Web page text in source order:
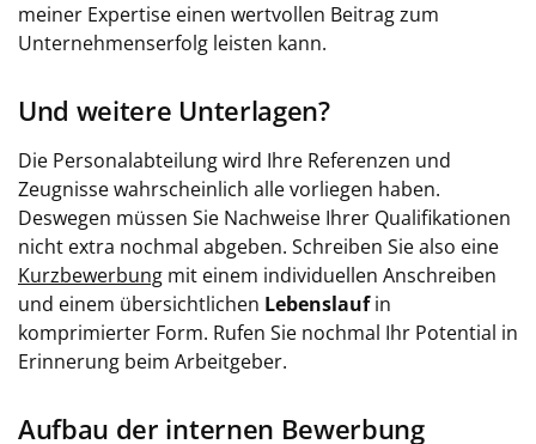
meiner Expertise einen wertvollen Beitrag zum
Unternehmenserfolg leisten kann.
Und weitere Unterlagen?
Die Personalabteilung wird Ihre Referenzen und
Zeugnisse wahrscheinlich alle vorliegen haben.
Deswegen müssen Sie Nachweise Ihrer Qualifikationen
nicht extra nochmal abgeben. Schreiben Sie also eine
Kurzbewerbung mit einem individuellen Anschreiben
und einem übersichtlichen Lebenslaufin
komprimierter Form. Rufen Sie nochmal Ihr Potential in
Erinnerung beim Arbeitgeber.
Aufbau der internen Bewerbung